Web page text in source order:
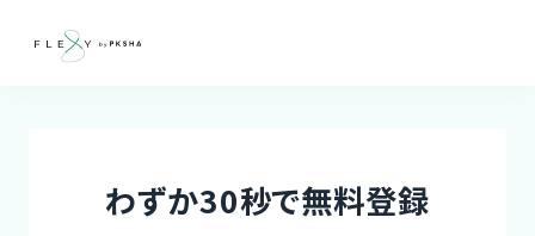
わずか30秒で無料登録